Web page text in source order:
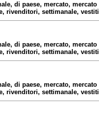
di paese, mercato, mercato
rivenditori, settimanale, vestiti
di paese, mercato, mercato
rivenditori, settimanale, vestiti
di paese, mercato, mercato
rivenditori, settimanale, vestiti